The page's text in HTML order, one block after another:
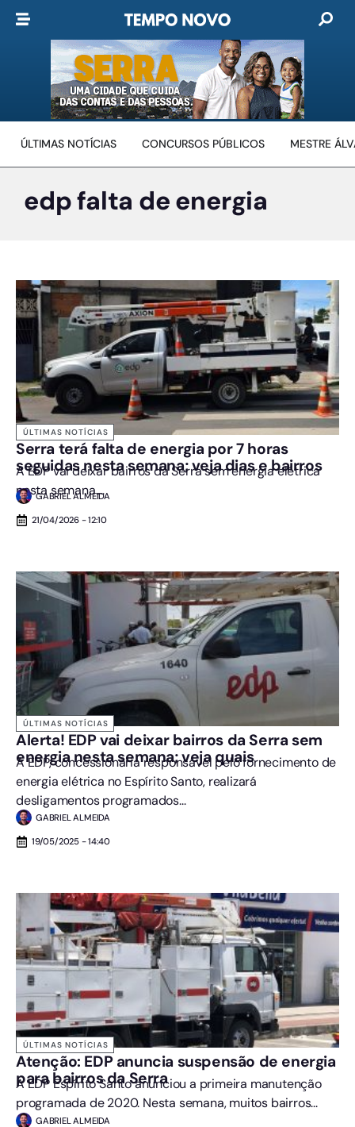
ÚLTIMAS NOTÍCIAS CONCURSOS PÚBLICOS MESTRE
edp falta de energia
ÚLTIMAS NOTÍCIAS
Serra terá falta de energia por 7 horas
seguidas nesta semana; veja dias e bairros
A EDP vai deixar bairros da Serra sem energia elétrica
nesta semana....
GABRIEL ALMEIDA
21/04/2026 - 12:10
ÚLTIMAS NOTÍCIAS
Alerta! EDP vai deixar bairros da Serra sem
energia nesta semana; veja quais
A EDP, concessionária responsável pelo fornecimento de
energia elétrica no Espírito Santo, realizará
desligamentos programados...
GABRIEL ALMEIDA
19/05/2025 - 14:40
ÚLTIMAS NOTÍCIAS
Atenção: EDP anuncia suspensão de energia
para bairros da Serra
A EDP Espírito Santo anunciou a primeira manutenção
programada de 2020. Nesta semana, muitos bairros...
GABRIEL ALMEIDA